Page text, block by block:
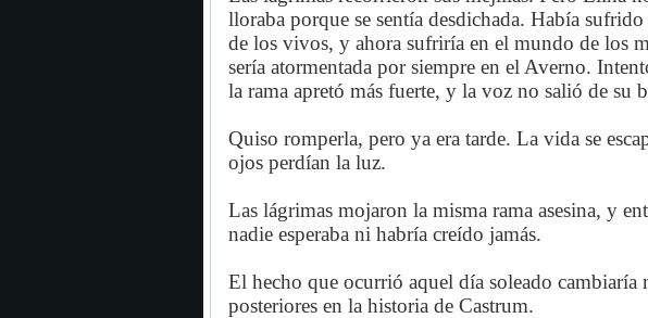
lloraba porque se sentía desdichada. Había
de los vivos, y ahora sufriría en el mundo de los
sería atormentada por siempre en el Averno.
la rama apretó más fuerte, y la voz no salió de su
Quiso romperla, pero ya era tarde. La vida se
ojos perdían la luz.
Las lágrimas mojaron la misma rama asesina, y
nadie esperaba ni habría creído jamás.
El hecho que ocurrió aquel día soleado cambiaría
posteriores en la historia de Castrum.